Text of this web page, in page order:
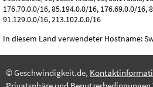
176.70.0.0/16, 85.194.0.0/16, 176.69.0.0/16,
91.129.0.0/16, 213.102.0.0/16
In diesem Land verwendeter Hostname:
© Geschwindigkeit.de,